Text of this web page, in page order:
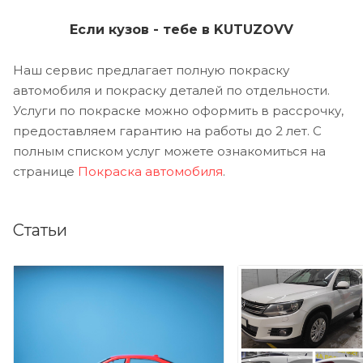
Если кузов - тебе в KUTUZOVV
Наш сервис предлагает полную покраску
автомобиля и покраску деталей по отдельности.
Услуги по покраске можно оформить в рассрочку,
предоставляем гарантию на работы до 2 лет. С
полным списком услуг можете ознакомиться на
странице Покраска автомобиля.
Статьи